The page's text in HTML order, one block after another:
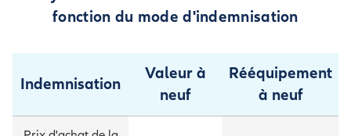
fonction du mode d'indemnisation
Indemnisation
Valeur à
neuf
Rééquipement
à neuf